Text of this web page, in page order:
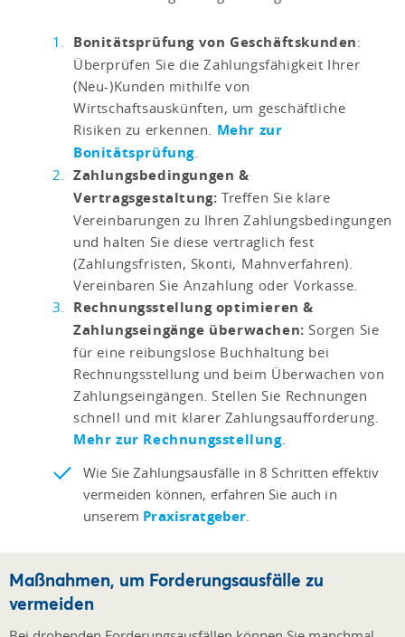
Bonitätsprüfung von Geschäftskunden:
Überprüfen Sie die Zahlungsfähigkeit Ihrer
(Neu-)Kunden mithilfe von
Wirtschaftsauskünften, um geschäftliche
Risiken zu erkennen. Mehr zur
Bonitätsprüfung.
Zahlungsbedingungen &
Vertragsgestaltung:Treffen Sie klare
Vereinbarungen zu Ihren Zahlungsbedingungen
und halten Sie diese vertraglich fest
(Zahlungsfristen, Skonti, Mahnverfahren).
Vereinbaren Sie Anzahlung oder Vorkasse.
Rechnungsstellung optimieren &
Zahlungseingänge überwachen: Sorgen Sie
für eine reibungslose Buchhaltung bei
Rechnungsstellung und beim Überwachen von
Zahlungseingängen. Stellen Sie Rechnungen
schnell und mit klarer Zahlungsaufforderung.
Mehr zur Rechnungsstellung.
Wie Sie Zahlungsausfälle in 8 Schritten effektiv
vermeiden können, erfahren Sie auch in
unserem Praxisratgeber.
Maßnahmen, um Forderungsausfälle zu
vermeiden